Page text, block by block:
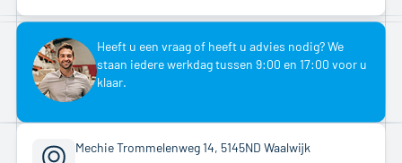
Heeft u een vraag of heeft u advies nodig? We
staan iedere werkdag tussen 9:00 en 17:00 voor u
klaar.
Mechie Trommelenweg 14, 5145ND Waalwijk